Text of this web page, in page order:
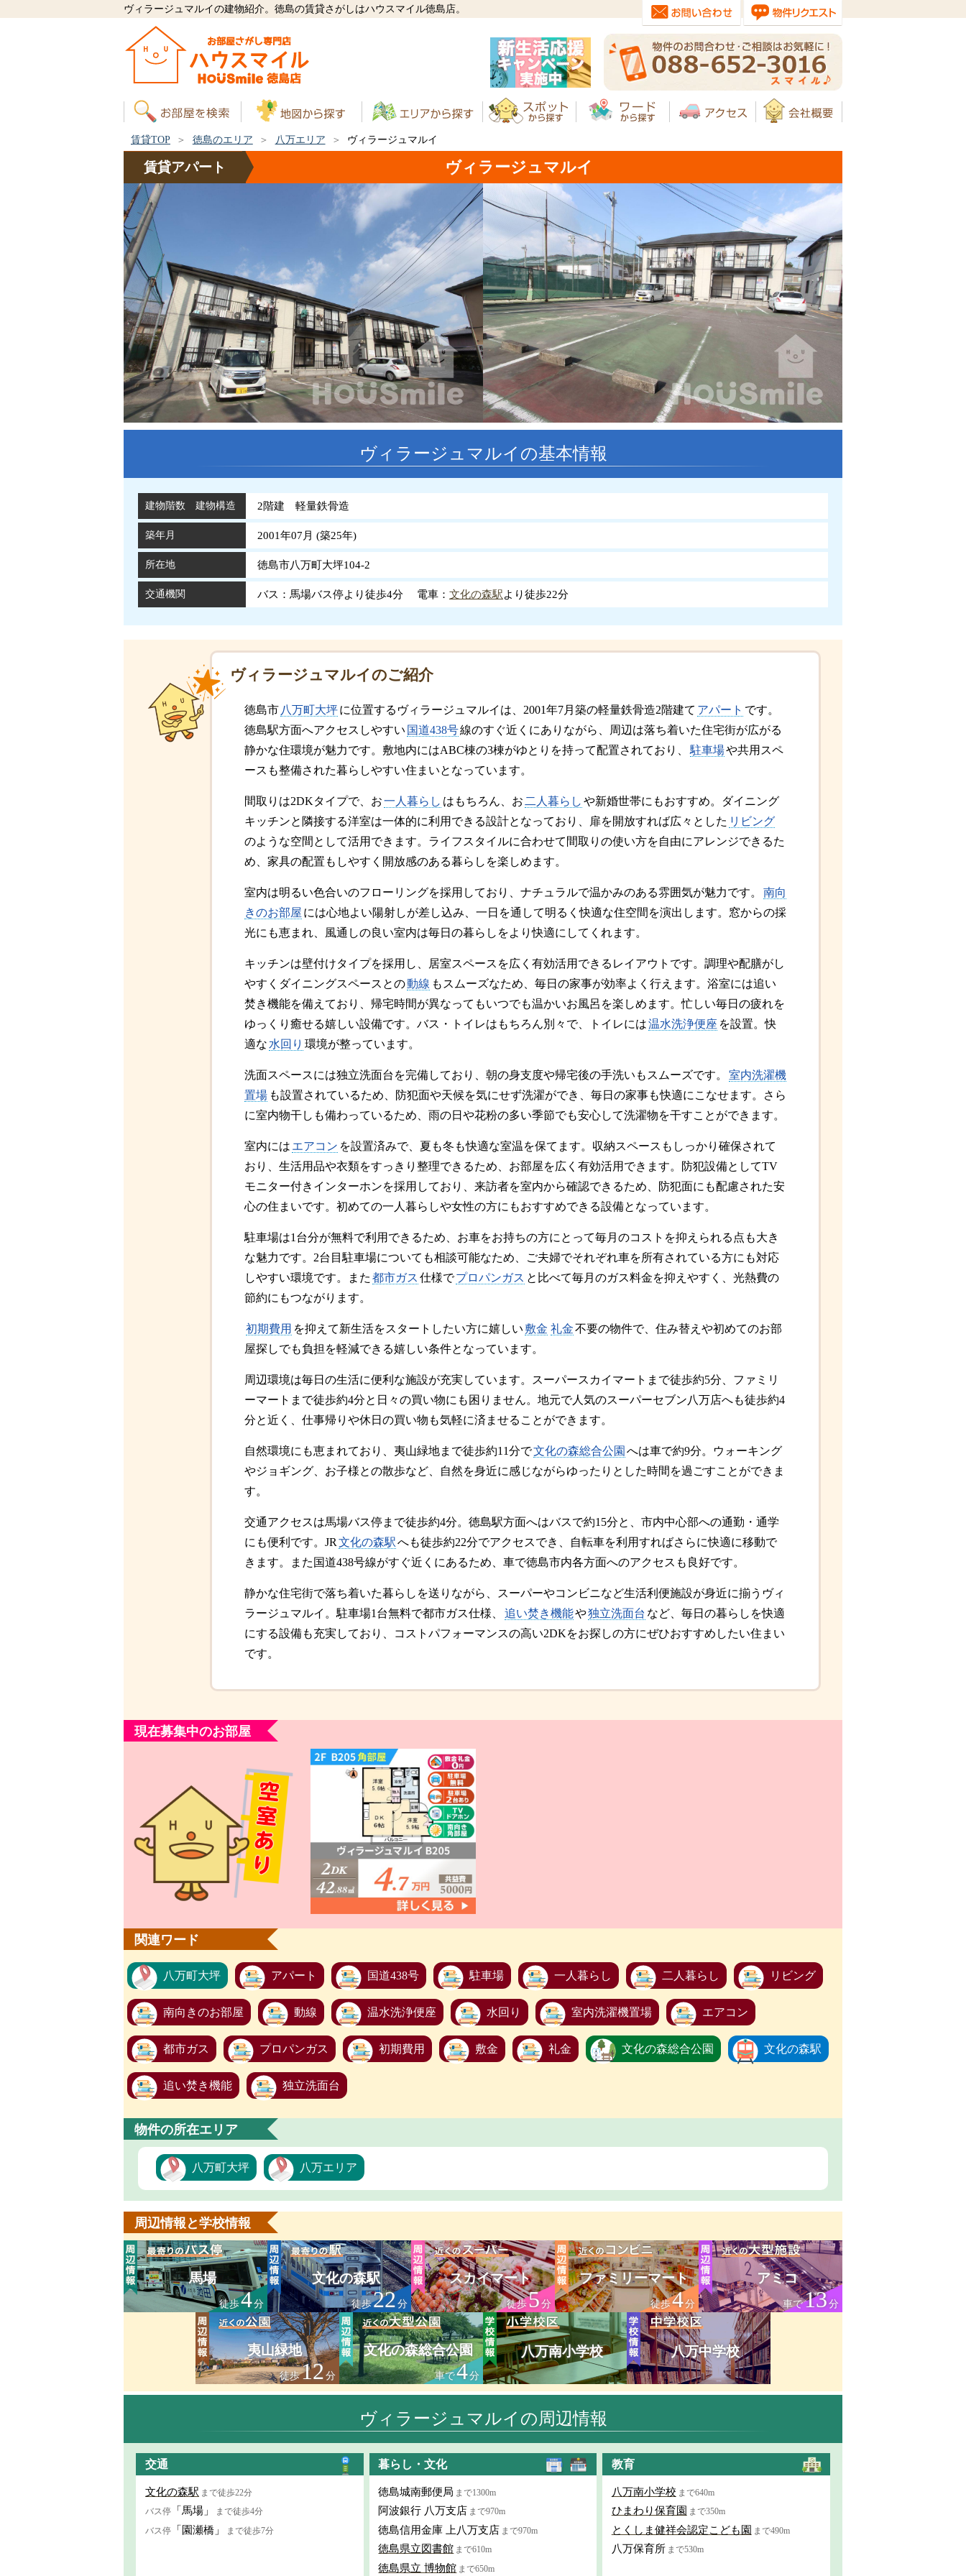
ヴィラージュマルイの建物紹介。徳島の賃貸さがしはハウスマイル徳島店。
賃貸TOP 徳島のエリア 八万エリア ヴィラージュマルイ
賃貸アパート ヴィラージュマルイ
ヴィラージュマルイの基本情報
建物階数 建物構造 2階建 軽量鉄骨造
築年月 2001年07月 (築25年)
所在地 徳島市八万町大坪104-2
交通機関 バス：馬場バス停より徒歩4分 電車： 文化の森駅より徒歩22分
ヴィラージュマルイのご紹介
徳島市 八万町大坪に位置するヴィラージュマルイは、2001年7月築の軽量鉄骨造2階建て アパート です。
徳島駅方面へアクセスしやすい 国道438号線のすぐ近くにありながら、周辺は落ち着いた住宅街が広がる
静かな住環境が魅力です。敷地内にはABC棟の3棟がゆとりを持って配置されており、
駐車場や共用スペ
ースも整備された暮らしやすい住まいとなっています。
間取りは2DKタイプで、お一人暮らし はもちろん、お 二人暮らし や新婚世帯にもおすすめ。ダイニング
キッチンと隣接する洋室は一体的に利用できる設計となっており、扉を開放すれば広々とした リビング
のような空間として活用できます。ライフスタイルに合わせて間取りの使い方を自由にアレンジできるた
め、家具の配置もしやすく開放感のある暮らしを楽しめます。
室内は明るい色合いのフローリングを採用しており、ナチュラルで温かみのある雰囲気が魅力です。
南向
きのお部屋 には心地よい陽射しが差し込み、一日を通して明るく快適な住空間を演出します。窓からの採
光にも恵まれ、風通しの良い室内は毎日の暮らしをより快適にしてくれます。
キッチンは壁付けタイプを採用し、居室スペースを広く有効活用できるレイアウトです。調理や配膳がし
やすくダイニングスペースとの動線 もスムーズなため、毎日の家事が効率よく行えます。浴室には追い
焚き機能を備えており、帰宅時間が異なってもいつでも温かいお風呂を楽しめます。忙しい毎日の疲れを
ゆっくり癒せる嬉しい設備です。バス・トイレはもちろん別々で、トイレには温水洗浄便座 を設置。快
適な 水回り 環境が整っています。
洗面スペースには独立洗面台を完備しており、朝の身支度や帰宅後の手洗いもスムーズです。
室内洗濯機
置場 も設置されているため、防犯面や天候を気にせず洗濯ができ、毎日の家事も快適にこなせます。さら
に室内物干しも備わっているため、雨の日や花粉の多い季節でも安心して洗濯物を干すことができます。
室内には エアコン を設置済みで、夏も冬も快適な室温を保てます。収納スペースもしっかり確保されて
おり、生活用品や衣類をすっきり整理できるため、お部屋を広く有効活用できます。防犯設備としてTV
モニター付きインターホンを採用しており、来訪者を室内から確認できるため、防犯面にも配慮された安
心の住まいです。初めての一人暮らしや女性の方にもおすすめできる設備となっています。
駐車場は1台分が無料で利用できるため、お車をお持ちの方にとって毎月のコストを抑えられる点も大き
な魅力です。2台目駐車場についても相談可能なため、ご夫婦でそれぞれ車を所有されている方にも対応
しやすい環境です。また 都市ガス 仕様でプロパンガス と比べて毎月のガス料金を抑えやすく、光熱費の
節約にもつながります。
初期費用 を抑えて新生活をスタートしたい方に嬉しい 敷金 礼金不要の物件で、住み替えや初めてのお部
屋探しでも負担を軽減できる嬉しい条件となっています。
周辺環境は毎日の生活に便利な施設が充実しています。スーパースカイマートまで徒歩約5分、ファミリ
ーマートまで徒歩約4分と日々の買い物にも困りません。地元で人気のスーパーセブン八万店へも徒歩約4
分と近く、仕事帰りや休日の買い物も気軽に済ませることができます。
自然環境にも恵まれており、夷山緑地まで徒歩約11分で文化の森総合公園 へは車で約9分。ウォーキング
やジョギング、お子様との散歩など、自然を身近に感じながらゆったりとした時間を過ごすことができま
す。
交通アクセスは馬場バス停まで徒歩約4分。徳島駅方面へはバスで約15分と、市内中心部への通勤・通学
にも便利です。JR 文化の森駅へも徒歩約22分でアクセスでき、自転車を利用すればさらに快適に移動で
きます。また国道438号線がすぐ近くにあるため、車で徳島市内各方面へのアクセスも良好です。
静かな住宅街で落ち着いた暮らしを送りながら、スーパーやコンビニなど生活利便施設が身近に揃うヴィ
ラージュマルイ。駐車場1台無料で都市ガス仕様、
追い焚き機能や独立洗面台 など、毎日の暮らしを快適
にする設備も充実しており、コストパフォーマンスの高い2DKをお探しの方にぜひおすすめしたい住まい
です。
現在募集中のお部屋
関連ワード
八万町大坪 アパート 国道438号 駐車場 一人暮らし 二人暮らし リビング
南向きのお部屋 動線 温水洗浄便座 水回り 室内洗濯機置場 エアコン
都市ガス プロパンガス 初期費用 敷金 礼金 文化の森総合公園 文化の森駅
追い焚き機能 独立洗面台
物件の所在エリア
八万町大坪 八万エリア
周辺情報と学校情報
馬場
徒歩4分
文化の森駅
徒歩22分
スカイマート
徒歩5分
ファミリーマート
徒歩4分
アミコ
車で13分
夷山緑地
徒歩12分
文化の森総合公園
車で4分
八万南小学校 八万中学校
ヴィラージュマルイの周辺情報
交通
文化の森駅 まで徒歩22分
バス停 「馬場」
まで徒歩4分
バス停 「園瀬橋」 まで徒歩7分
暮らし・文化
徳島城南郵便局 まで1300m
阿波銀行 八万支店 まで970m
徳島信用金庫 上八万支店 まで970m
徳島県立図書館 まで610m
徳島県立 博物館 まで650m
教育
八万南小学校 まで640m
ひまわり保育園 まで350m
とくしま健祥会認定こども園 まで490m
八万保育所 まで530m